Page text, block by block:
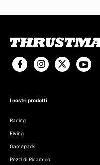
I nostri prodotti
Racing
Flying
Gamepads
Pezzi di Ricambio